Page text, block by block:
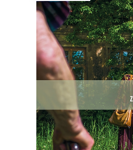
ZAMALOWANE
Mieli tu swoją małą
nieufność wobec siebie.
maja
42.00zł
KSIĄŻKA DO